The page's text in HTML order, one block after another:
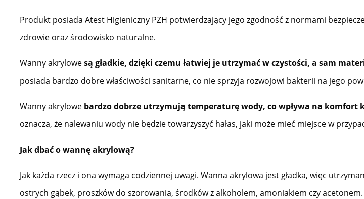
Produkt posiada Atest Higieniczny PZH potwierdzający jego zgodność z normami
zdrowie oraz środowisko naturalne.
Wanny akrylowesą gładkie, dzięki czemu łatwiej je utrzymać w czystości, a sam
posiada bardzo dobre właściwości sanitarne, co nie sprzyja rozwojowi bakterii na jego
Wanny akrylowe bardzo dobrze utrzymują temperaturę wody, co wpływa na komfort
oznacza, że nalewaniu wody nie będzie towarzyszyć hałas, jaki może mieć miejsce w
Jak dbać o wannę akrylową?
Jak każda rzecz i ona wymaga codziennej uwagi. Wanna akrylowa jest gładka, więc
ostrych gąbek, proszków do szorowania, środków z alkoholem, amoniakiem czy